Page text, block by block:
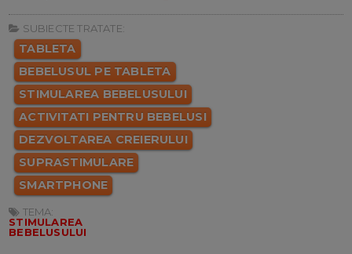
SUBIECTE TRATATE:
TABLETA
BEBELUSUL PE TABLETA
STIMULAREA BEBELUSULUI
ACTIVITATI PENTRU BEBELUSI
DEZVOLTAREA CREIERULUI
SUPRASTIMULARE
SMARTPHONE
TEMA:
STIMULAREA
BEBELUSULUI